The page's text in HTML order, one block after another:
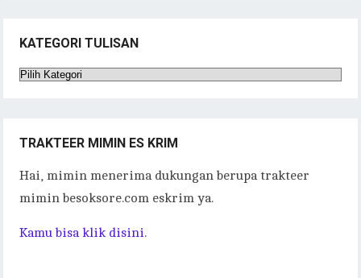
KATEGORI TULISAN
Kategori
TRAKTEER MIMIN ES KRIM
Hai, mimin menerima dukungan berupa trakteer
mimin besoksore.com eskrim ya.
Kamu bisa klik disini.